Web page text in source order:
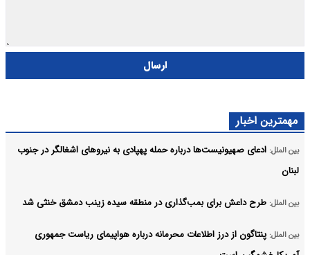
ارسال
مهمترین اخبار
بین الملل: ادعای صهیونیست‌ها درباره حمله پهپادی به نیروهای اشغالگر در جنوب
لبنان
بین الملل: طرح داعش برای بمب‌گذاری در منطقه سیده زینب دمشق خنثی شد
بین الملل: پنتاگون از درز اطلاعات محرمانه درباره هواپیمای ریاست جمهوری